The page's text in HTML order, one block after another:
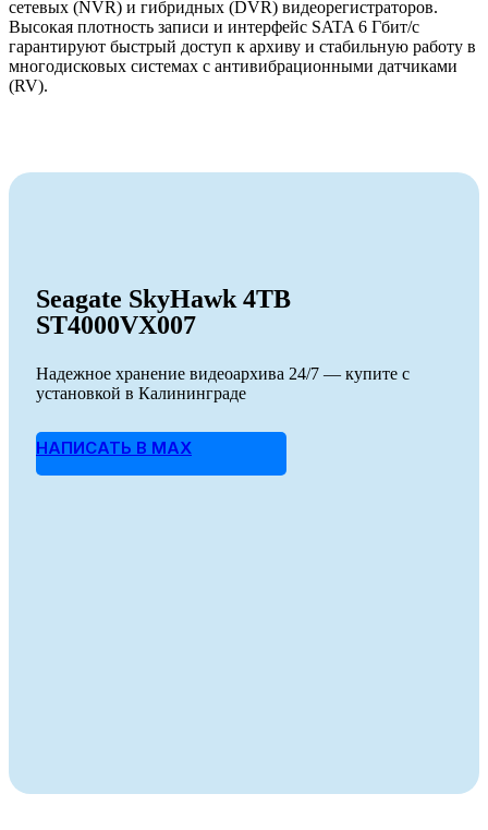
сетевых (NVR) и гибридных (DVR) видеорегистраторов.
Высокая плотность записи и интерфейс SATA 6 Гбит/с
гарантируют быстрый доступ к архиву и стабильную работу в
многодисковых системах с антивибрационными датчиками
(RV).
Seagate SkyHawk 4TB
ST4000VX007
Надежное хранение видеоархива 24/7 — купите с
установкой в Калининграде
НАПИСАТЬ В MAX